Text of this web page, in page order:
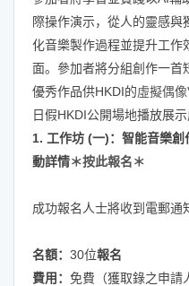
際操作演示，從人的靈感
化音樂製作過程並提升工作
面。參加者將分組創作一首
優秀作品供HKDI的虛擬偶
日假HKDI公開場地播放展示
1. 工作坊 (一)：智能音樂創
動詳情＊按此報名＊
成功報名人士將收到電郵通
名額： 30位報名
費用： 免費（獲取錄之申請